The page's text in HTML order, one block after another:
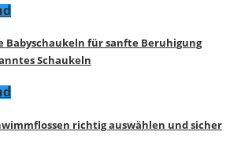
Babyschaukeln für sanfte Beruhigung
Schaukeln
richtig auswählen und sicher